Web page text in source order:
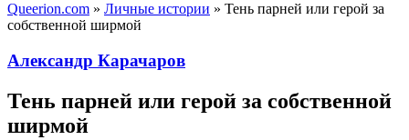
Queerion.com » Личные истории » Тень парней или герой за
собственной ширмой
Александр Карачаров
Тень парней или герой за собственной
ширмой